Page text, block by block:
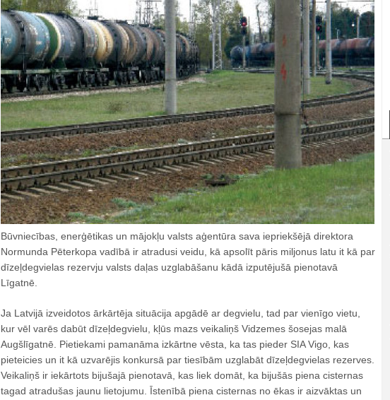
Būvniecības, enerģētikas un mājokļu valsts aģentūra sava iepriekšējā direktora
Normunda Pēterkopa vadībā ir atradusi veidu, kā apsolīt pāris miljonus latu it kā par
dīzeļdegvielas rezervju valsts daļas uzglabāšanu kādā izputējušā pienotavā
Līgatnē.
Ja Latvijā izveidotos ārkārtēja situācija apgādē ar degvielu, tad par vienīgo vietu,
kur vēl varēs dabūt dīzeļdegvielu, kļūs mazs veikaliņš Vidzemes šosejas malā
Augšlīgatnē. Pietiekami pamanāma izkārtne vēsta, ka tas pieder SIA Vigo, kas
pieteicies un it kā uzvarējis konkursā par tiesībām uzglabāt dīzeļdegvielas rezerves.
Veikaliņš ir iekārtots bijušajā pienotavā, kas liek domāt, ka bijušās piena cisternas
tagad atradušas jaunu lietojumu. Īstenībā piena cisternas no ēkas ir aizvāktas un